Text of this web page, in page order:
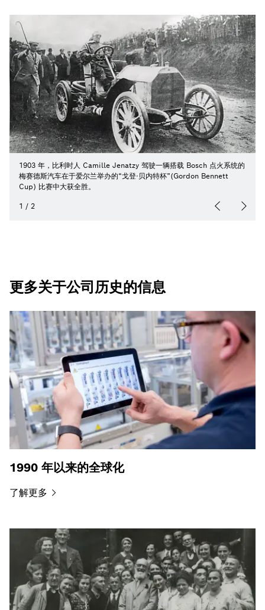
1903 年，比利时人 Camille Jenatzy 驾驶一辆搭载 Bosch 点火系统的
梅赛德斯汽车在于爱尔兰举办的“戈登·贝内特杯”(Gordon Bennett
Cup) 比赛中大获全胜。
1 / 2
更多关于公司历史的信息
1990 年以来的全球化
了解更多